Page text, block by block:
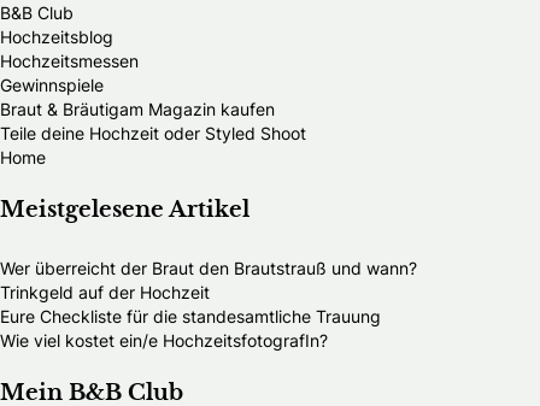
B&B Club
Hochzeitsblog
Hochzeitsmessen
Gewinnspiele
Braut & Bräutigam Magazin kaufen
Teile deine Hochzeit oder Styled Shoot
Home
Meistgelesene Artikel
Wer überreicht der Braut den Brautstrauß und wann?
Trinkgeld auf der Hochzeit
Eure Checkliste für die standesamtliche Trauung
Wie viel kostet ein/e HochzeitsfotografIn?
Mein B&B Club